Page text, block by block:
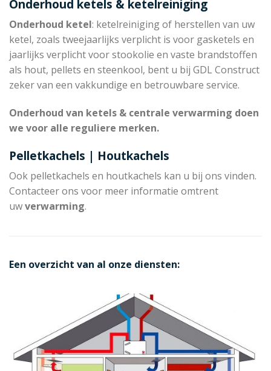
Onderhoud ketels & ketelreiniging
Onderhoud ketel: ketelreiniging of herstellen van uw
ketel, zoals tweejaarlijks verplicht is voor gasketels en
jaarlijks verplicht voor stookolie en vaste brandstoffen
als hout, pellets en steenkool, bent u bij GDL Construct
zeker van een vakkundige en betrouwbare service.
Onderhoud van ketels & centrale verwarming doen
we voor alle reguliere merken.
Pelletkachels | Houtkachels
Ook pelletkachels en houtkachels kan u bij ons vinden.
Contacteer ons voor meer informatie omtrent
uwverwarming.
Een overzicht van al onze diensten: